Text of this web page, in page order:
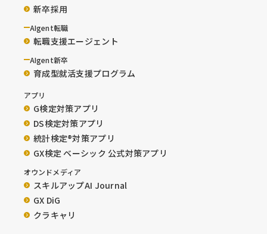
新卒採用
AIgent転職
転職支援エージェント
AIgent新卒
育成型就活支援プログラム
アプリ
G検定対策アプリ
DS検定対策アプリ
統計検定®︎対策アプリ
GX検定 ベーシック 公式対策アプリ
オウンドメディア
スキルアップAI Journal
GX DiG
クラキャリ